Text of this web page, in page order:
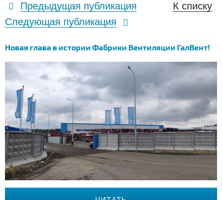
Предыдущая публикация
К списку
Следующая публикация
Новая глава в истории Фабрики Вентиляции ГалВент!